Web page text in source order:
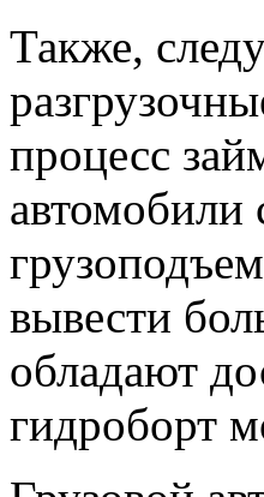
Также,
процесс
автомобили
вывести
обладают
гидроборт